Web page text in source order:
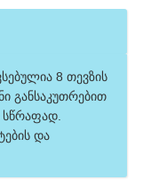
8 თევზის
განსაკუთრებით
და